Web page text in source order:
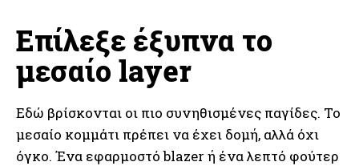
Επίλεξε έξυπνα το
μεσαίο layer
Εδώ βρίσκονται οι πιο συνηθισμένες παγίδες. Το
μεσαίο κομμάτι πρέπει να έχει δομή, αλλά όχι
όγκο. Ένα εφαρμοστό blazer ή ένα λεπτό φούτερ